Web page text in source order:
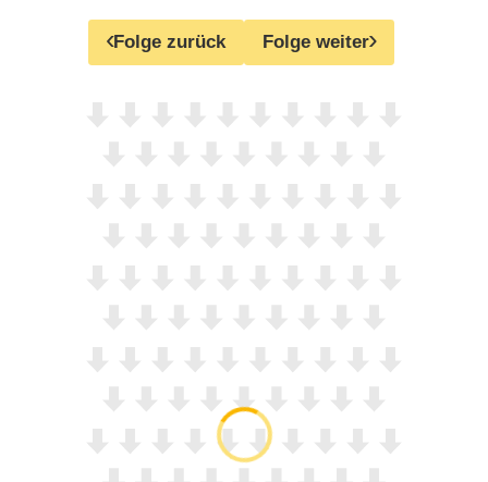
Folge zurück Folge weiter